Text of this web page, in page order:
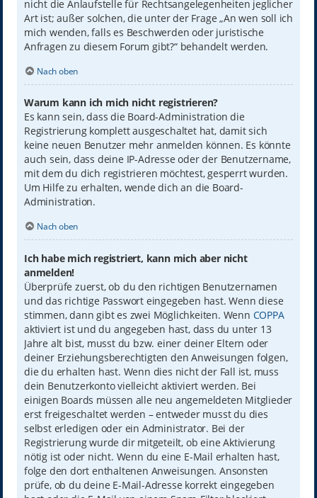
nicht die Anlaufstelle für Rechtsangelegenheiten jeglicher
Art ist; außer solchen, die unter der Frage „An wen soll ich
mich wenden, falls es Beschwerden oder juristische
Anfragen zu diesem Forum gibt?“ behandelt werden.
Nach oben
Warum kann ich mich nicht registrieren?
Es kann sein, dass die Board-Administration die
Registrierung komplett ausgeschaltet hat, damit sich
keine neuen Benutzer mehr anmelden können. Es könnte
auch sein, dass deine IP-Adresse oder der Benutzername,
mit dem du dich registrieren möchtest, gesperrt wurden.
Um Hilfe zu erhalten, wende dich an die Board-
Administration.
Nach oben
Ich habe mich registriert, kann mich aber nicht
anmelden!
Überprüfe zuerst, ob du den richtigen Benutzernamen
und das richtige Passwort eingegeben hast. Wenn diese
stimmen, dann gibt es zwei Möglichkeiten. Wenn COPPA
aktiviert ist und du angegeben hast, dass du unter 13
Jahre alt bist, musst du bzw. einer deiner Eltern oder
deiner Erziehungsberechtigten den Anweisungen folgen,
die du erhalten hast. Wenn dies nicht der Fall ist, muss
dein Benutzerkonto vielleicht aktiviert werden. Bei
einigen Boards müssen alle neu angemeldeten Mitglieder
erst freigeschaltet werden – entweder musst du dies
selbst erledigen oder ein Administrator. Bei der
Registrierung wurde dir mitgeteilt, ob eine Aktivierung
nötig ist oder nicht. Wenn du eine E-Mail erhalten hast,
folge den dort enthaltenen Anweisungen. Ansonsten
prüfe, ob du deine E-Mail-Adresse korrekt eingegeben